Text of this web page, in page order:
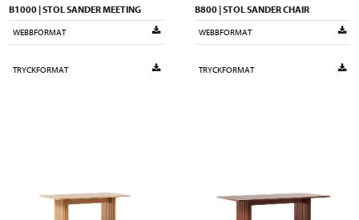
B1000 | STOL SANDER MEETING
WEBBFORMAT
TRYCKFORMAT
B800 | STOL SANDER CHAIR
WEBBFORMAT
TRYCKFORMAT